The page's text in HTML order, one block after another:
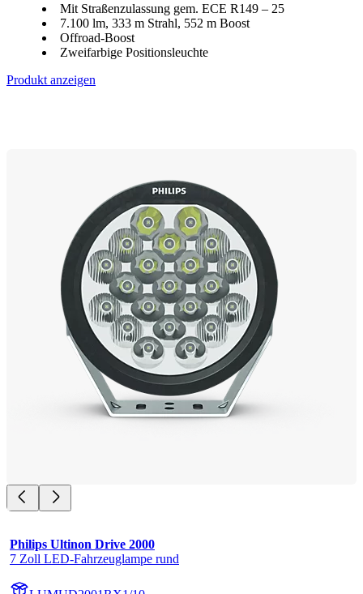
Mit Straßenzulassung gem. ECE R149 – 25
7.100 lm, 333 m Strahl, 552 m Boost
Offroad-Boost
Zweifarbige Positionsleuchte
Produkt anzeigen
Philips Ultinon Drive 2000
7 Zoll LED-Fahrzeuglampe rund